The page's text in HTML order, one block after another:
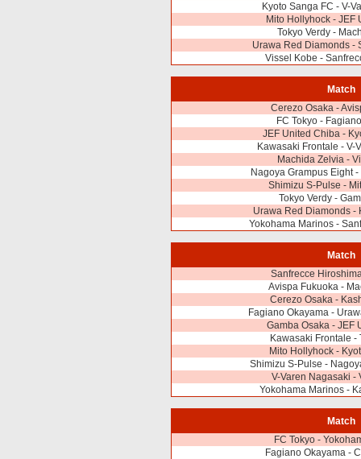
Kyoto Sanga FC - V-
Mito Hollyhock - JEF
Tokyo Verdy -
Urawa Red Diamonds -
Vissel Kobe -
Match
Cerezo Osaka -
FC Tokyo -
JEF United Chiba -
Kawasaki Frontale - V-
Machida Zelvia -
Nagoya Grampus Eight
Shimizu S-Pulse -
Tokyo Verdy -
Urawa Red Diamonds -
Yokohama Marinos -
Match
Sanfrecce
Avispa Fukuoka -
Cerezo Osaka -
Fagiano Okayama -
Gamba Osaka - JEF
Kawasaki Frontale -
Mito Hollyhock -
Shimizu S-Pulse -
V-Varen Nagasaki -
Yokohama Marinos -
Match
FC Tokyo -
Fagiano Okayama -